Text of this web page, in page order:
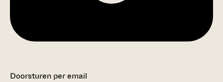
Doorsturen per email